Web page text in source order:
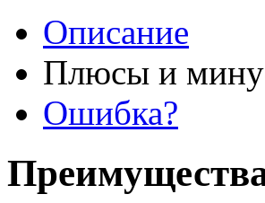
Описание
Плюсы и
Ошибка?